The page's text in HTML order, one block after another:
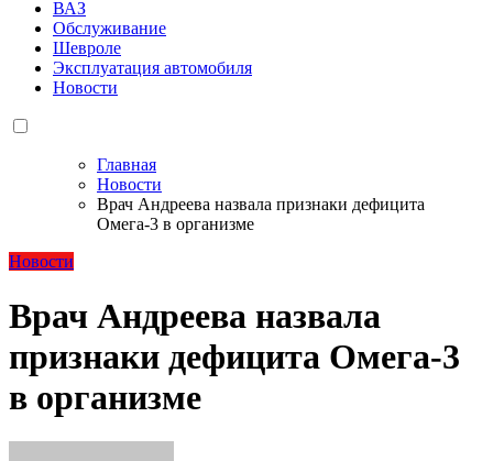
ВАЗ
Обслуживание
Шевроле
Эксплуатация автомобиля
Новости
Главная
Новости
Врач Андреева назвала признаки дефицита
Омега-3 в организме
Новости
Врач Андреева назвала
признаки дефицита Омега-3
в организме